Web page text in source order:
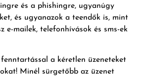
és a phishingre, ugyanúgy
és ugyanazok a teendők is, mint
e-mailek, telefonhívások és sms-ek
a kéretlen üzeneteket
Minél sürgetőbb az üzenet